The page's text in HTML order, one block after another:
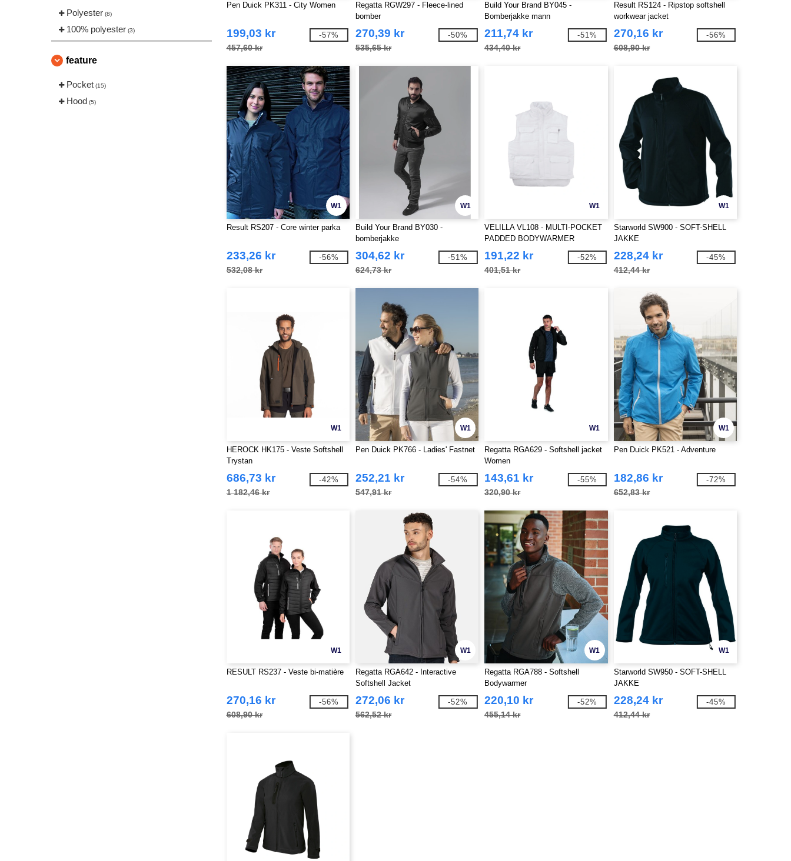
Polyester (8)
100% polyester (3)
feature
Pocket (15)
Hood (5)
Pen Duick PK311 - City Women
199,03 kr
457,60 kr
-57%
Regatta RGW297 - Fleece-lined
bomber
270,39 kr
535,65 kr
-50%
Build Your Brand BY045 -
Bomberjakke mann
211,74 kr
434,40 kr
-51%
Result RS124 - Ripstop softshell
workwear jacket
270,16 kr
608,90 kr
-56%
W1
Result RS207 - Core winter parka
233,26 kr
532,08 kr
-56%
W1
Build Your Brand BY030 -
bomberjakke
304,62 kr
624,73 kr
-51%
W1
VELILLA VL108 - MULTI-POCKET
PADDED BODYWARMER
191,22 kr
401,51 kr
-52%
W1
Starworld SW900 - SOFT-SHELL
JAKKE
228,24 kr
412,44 kr
-45%
W1
HEROCK HK175 - Veste Softshell
Trystan
686,73 kr
1 182,46 kr
-42%
W1
Pen Duick PK766 - Ladies' Fastnet
252,21 kr
547,91 kr
-54%
W1
Regatta RGA629 - Softshell jacket
Women
143,61 kr
320,90 kr
-55%
W1
Pen Duick PK521 - Adventure
182,86 kr
652,83 kr
-72%
W1
RESULT RS237 - Veste bi-matière
270,16 kr
608,90 kr
-56%
W1
Regatta RGA642 - Interactive
Softshell Jacket
272,06 kr
562,52 kr
-52%
W1
Regatta RGA788 - Softshell
Bodywarmer
220,10 kr
455,14 kr
-52%
W1
Starworld SW950 - SOFT-SHELL
JAKKE
228,24 kr
412,44 kr
-45%